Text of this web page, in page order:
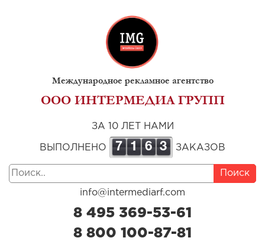
Международное рекламное агентство
ООО ИНТЕРМЕДИА ГРУПП
ЗА 10 ЛЕТ НАМИ
ВЫПОЛНЕНО 7 1 6 3 ЗАКАЗОВ
Поиск
info@intermediarf.com
8 495 369-53-61
8 800 100-87-81